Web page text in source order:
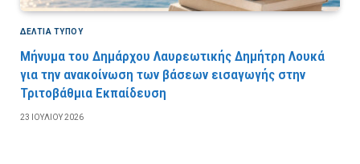
ΔΕΛΤΙΑ ΤΥΠΟΥ
Μήνυμα του Δημάρχου Λαυρεωτικής Δημήτρη Λουκά
για την ανακοίνωση των βάσεων εισαγωγής στην
Τριτοβάθμια Εκπαίδευση
23 ΙΟΥΛΊΟΥ 2026